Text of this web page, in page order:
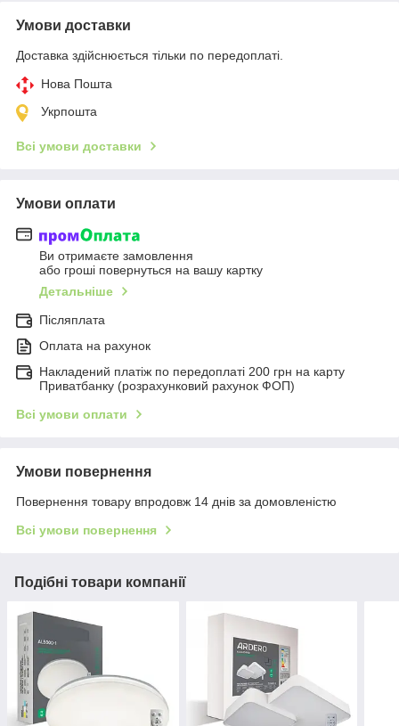
Умови доставки
Доставка здійснюється тільки по передоплаті.
Нова Пошта
Укрпошта
Всі умови доставки
Умови оплати
Ви отримаєте замовлення
або гроші повернуться на вашу картку
Детальніше
Післяплата
Оплата на рахунок
Накладений платіж по передоплаті 200 грн на карту
Приватбанку (розрахунковий рахунок ФОП)
Всі умови оплати
Умови повернення
Повернення товару впродовж 14 днів за домовленістю
Всі умови повернення
Подібні товари компанії